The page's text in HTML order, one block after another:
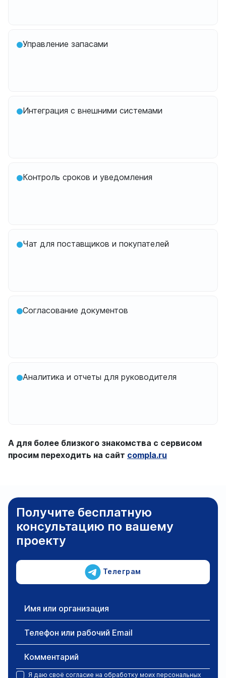
Управление запасами
Интеграция с внешними системами
Контроль сроков и уведомления
Чат для поставщиков и покупателей
Согласование документов
Аналитика и отчеты для руководителя
А для более близкого знакомства с сервисом
просим переходить на сайт compla.ru
Получите бесплатную
консультацию по вашему
проекту
Телеграм
Имя или организация
Телефон или рабочий Email
Комментарий
Я даю своё согласие на обработку моих персональных